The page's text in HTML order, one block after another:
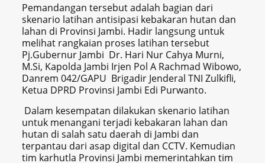
Pemandangan tersebut adalah bagian dari
skenario latihan antisipasi kebakaran hutan dan
lahan di Provinsi Jambi. Hadir langsung untuk
melihat rangkaian proses latihan tersebut
Pj.Gubernur Jambi Dr. Hari Nur Cahya Murni,
M.Si, Kapolda Jambi Irjen Pol A Rachmad Wibowo,
Danrem 042/GAPU Brigadir Jenderal TNI Zulkifli,
Ketua DPRD Provinsi Jambi Edi Purwanto.
Dalam kesempatan dilakukan skenario latihan
untuk menangani terjadi kebakaran lahan dan
hutan di salah satu daerah di Jambi dan
terpantau dari asap digital dan CCTV. Kemudian
tim karhutla Provinsi Jambi memerintahkan tim